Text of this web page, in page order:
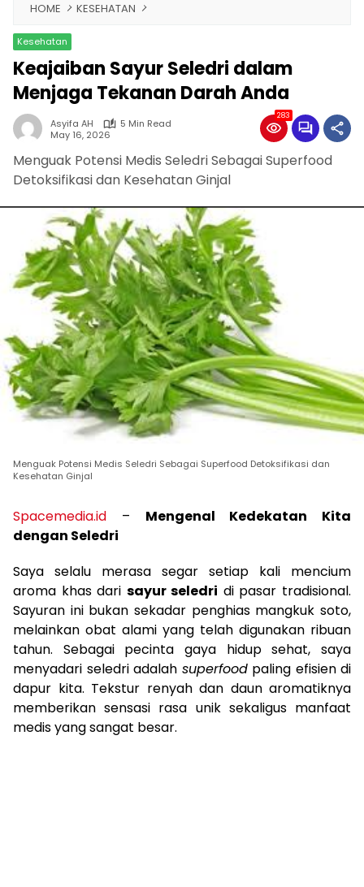
HOME KESEHATAN
Kesehatan
Keajaiban Sayur Seledri dalam
Menjaga Tekanan Darah Anda
Asyifa AH
5 Min Read
May 16, 2026
283
Menguak Potensi Medis Seledri Sebagai Superfood
Detoksifikasi dan Kesehatan Ginjal
Menguak Potensi Medis Seledri Sebagai Superfood Detoksifikasi dan
Kesehatan Ginjal
Spacemedia.id – Mengenal Kedekatan Kita
dengan Seledri
Saya selalu merasa segar setiap kali mencium
aroma khas dari sayur seledri di pasar tradisional.
Sayuran ini bukan sekadar penghias mangkuk soto,
melainkan obat alami yang telah digunakan ribuan
tahun. Sebagai pecinta gaya hidup sehat, saya
menyadari seledri adalah superfoodpaling efisien di
dapur kita. Tekstur renyah dan daun aromatiknya
memberikan sensasi rasa unik sekaligus manfaat
medis yang sangat besar.